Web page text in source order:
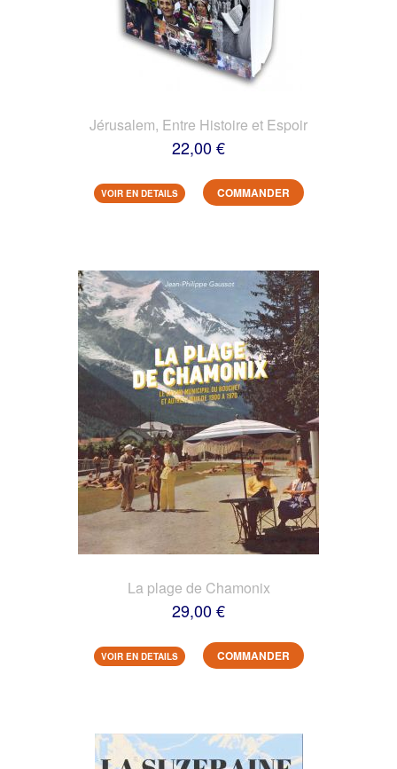
Jérusalem, Entre Histoire et Espoir
22,00 €
VOIR EN DETAILS COMMANDER
La plage de Chamonix
29,00 €
VOIR EN DETAILS COMMANDER